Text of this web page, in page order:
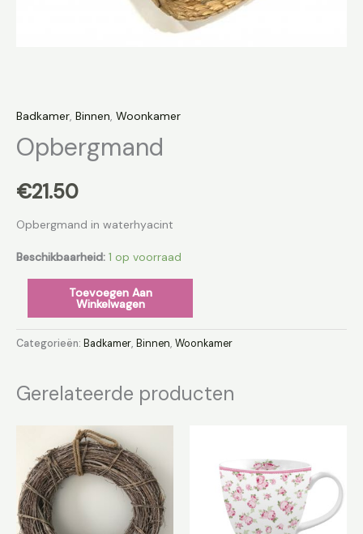
Badkamer, Binnen, Woonkamer
Opbergmand
€21.50
Opbergmand in waterhyacint
Beschikbaarheid: 1 op voorraad
Toevoegen Aan
Winkelwagen
Categorieën: Badkamer, Binnen, Woonkamer
Gerelateerde producten